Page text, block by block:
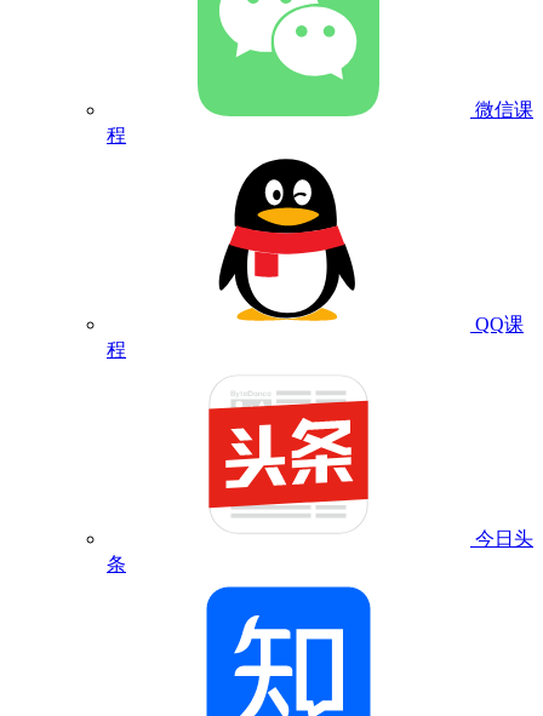
微信课
程
QQ课
程
今日头
条